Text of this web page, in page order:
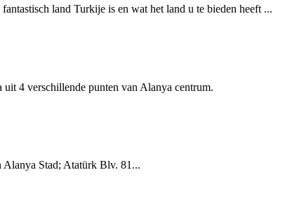
land Turkije is en wat het land u te bieden heeft ...
4 verschillende punten van Alanya centrum.
Alanya Stad; Atatürk Blv. 81...